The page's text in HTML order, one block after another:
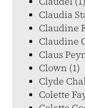
Claudia
Claudine
Claudine
Claus
Clown (1)
Clyde
Colette